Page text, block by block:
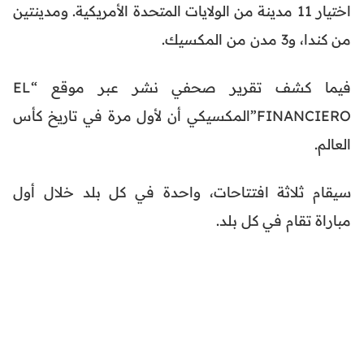
اختيار 11 مدينة من الولايات المتحدة الأمريكية. ومدينتين
من كندا، و3 مدن من المكسيك.
فيما كشف تقرير صحفي نشر عبر موقع “EL
FINANCIERO”المكسيكي أن لأول مرة في تاريخ كأس
العالم.
سيقام ثلاثة افتتاحات، واحدة في كل بلد خلال أول
مباراة تقام في كل بلد.